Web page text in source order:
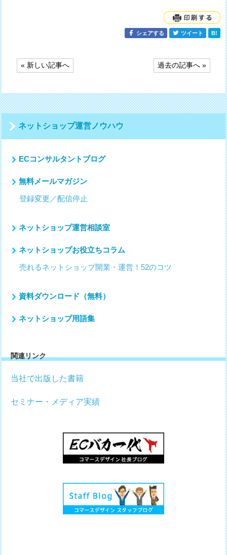
シェアする ツイート B!
投
稿
ナ
ビ
ゲ
ー
シ
ョ
ン
« 新しい記事へ 過去の記事へ »
ネットショップ運営ノウハウ
ECコンサルタントブログ
無料メールマガジン
登録変更／配信停止
ネットショップ運営相談室
ネットショップお役立ちコラム
売れるネットショップ開業・運営！52のコツ
資料ダウンロード（無料）
ネットショップ用語集
関連リンク
当社で出版した書籍
セミナー・メディア実績